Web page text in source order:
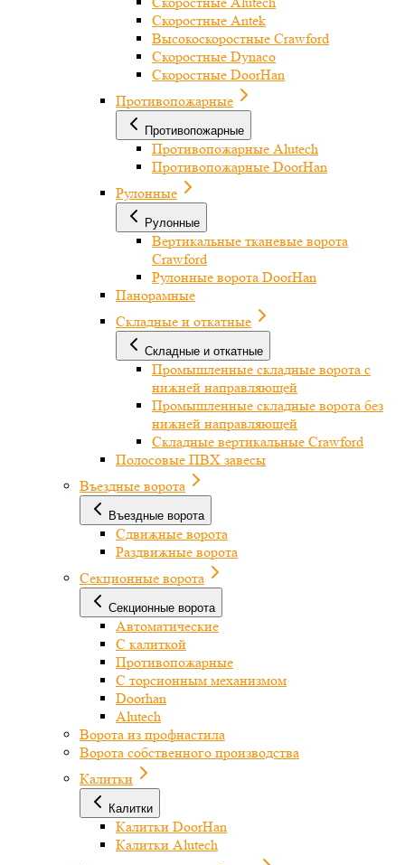
Скоростные Antek
Высокоскоростные Crawford
Скоростные Dynaco
Скоростные DoorHan
Противопожарные
Противопожарные
Противопожарные Alutech
Противопожарные DoorHan
Рулонные
Рулонные
Вертикальные тканевые ворота
Crawford
Рулонные ворота DoorHan
Панорамные
Складные и откатные
Складные и откатные
Промышленные складные ворота с
нижней направляющей
Промышленные складные ворота без
нижней направляющей
Складные вертикальные Crawford
Полосовые ПВХ завесы
Въездные ворота
Въездные ворота
Сдвижные ворота
Раздвижные ворота
Секционные ворота
Секционные ворота
Автоматические
С калиткой
Противопожарные
С торсионным механизмом
Doorhan
Alutech
Ворота из профнастила
Ворота собственного производства
Калитки
Калитки
Калитки DoorHan
Калитки Alutech